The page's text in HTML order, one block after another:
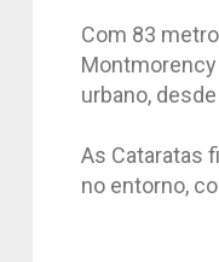
Com 83
urbano,
As Cataratas
no entorno,